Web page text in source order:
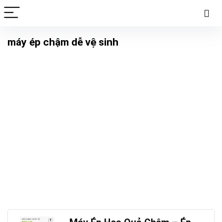
máy ép chậm dễ vệ sinh